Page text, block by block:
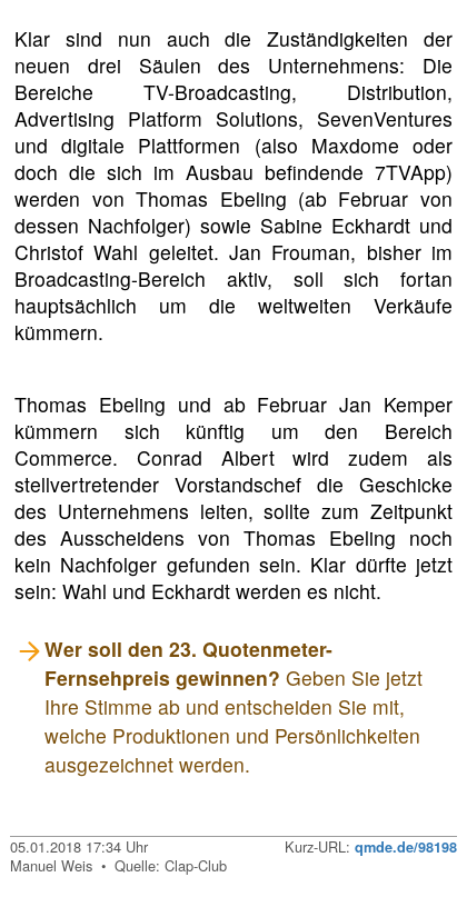
Klar sind nun auch die Zuständigkeiten der
neuen drei Säulen des Unternehmens: Die
Bereiche TV-Broadcasting, Distribution,
Advertising Platform Solutions, SevenVentures
und digitale Plattformen (also Maxdome oder
doch die sich im Ausbau befindende 7TVApp)
werden von Thomas Ebeling (ab Februar von
dessen Nachfolger) sowie Sabine Eckhardt und
Christof Wahl geleitet. Jan Frouman, bisher im
Broadcasting-Bereich aktiv, soll sich fortan
hauptsächlich um die weltweiten Verkäufe
kümmern.
Thomas Ebeling und ab Februar Jan Kemper
kümmern sich künftig um den Bereich
Commerce. Conrad Albert wird zudem als
stellvertretender Vorstandschef die Geschicke
des Unternehmens leiten, sollte zum Zeitpunkt
des Ausscheidens von Thomas Ebeling noch
kein Nachfolger gefunden sein. Klar dürfte jetzt
sein: Wahl und Eckhardt werden es nicht.
Wer soll den 23. Quotenmeter-
Fernsehpreis gewinnen? Geben Sie jetzt
Ihre Stimme ab und entscheiden Sie mit,
welche Produktionen und Persönlichkeiten
ausgezeichnet werden.
05.01.2018 17:34 Uhr Kurz-URL: qmde.de/98198
Manuel Weis • Quelle: Clap-Club